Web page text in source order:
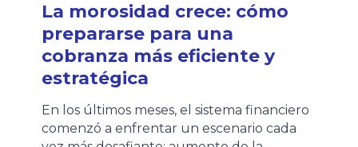
La morosidad crece: cómo
prepararse para una
cobranza más eficiente y
estratégica
En los últimos meses, el sistema financiero
comenzó a enfrentar un escenario cada